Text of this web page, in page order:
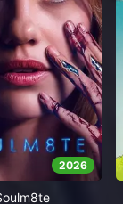
2026